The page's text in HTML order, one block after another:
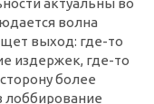
актуальны во
волна
выход: где-то
издержек, где-то
более
лоббирование